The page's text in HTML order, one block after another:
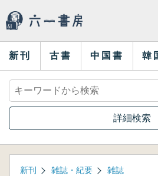
新刊 古書 中国書 韓
詳細検索
新刊 雑誌・紀要 雑誌